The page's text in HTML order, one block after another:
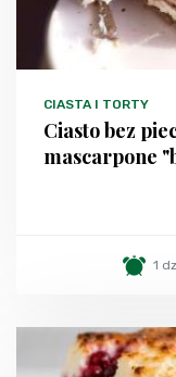
CIASTA I TORTY
Ciasto bez
mascarpone
1